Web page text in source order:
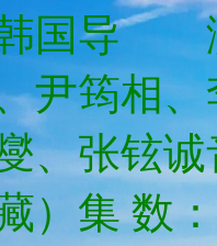
国导
尹筠相
燮、张
）集 数